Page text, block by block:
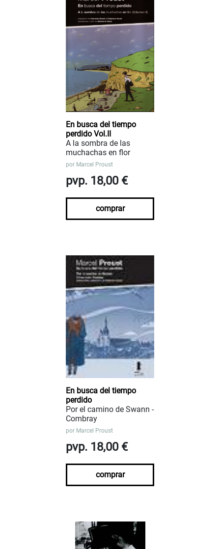
En busca del tiempo
perdido Vol.II
A la sombra de las
muchachas en flor
por Marcel Proust
pvp. 18,00 €
comprar
En busca del tiempo
perdido
Por el camino de Swann -
Combray
por Marcel Proust
pvp. 18,00 €
comprar